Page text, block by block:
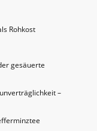
Rohkost
gesäuerte
–